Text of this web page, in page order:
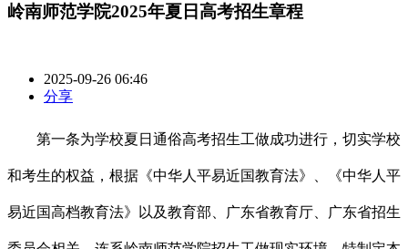
岭南师范学院2025年夏日高考招生章程
2025-09-26 06:46
分享
第一条为学校夏日通俗高考招生工做成功进行，切实学校
和考生的权益，根据《中华人平易近国教育法》、《中华人平
易近国高档教育法》以及教育部、广东省教育厅、广东省招生